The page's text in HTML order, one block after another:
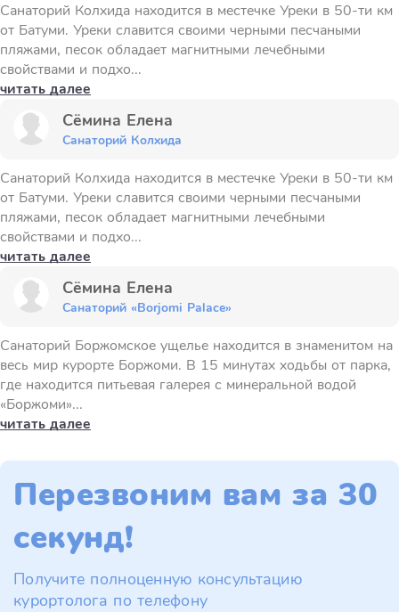
Санаторий Колхида находится в местечке Уреки в 50-ти км
от Батуми. Уреки славится своими черными песчаными
пляжами, песок обладает магнитными лечебными
свойствами и подхо...
читать далее
Сёмина Елена
Санаторий Колхида
Санаторий Колхида находится в местечке Уреки в 50-ти км
от Батуми. Уреки славится своими черными песчаными
пляжами, песок обладает магнитными лечебными
свойствами и подхо...
читать далее
Сёмина Елена
Санаторий «Borjomi Palace»
Санаторий Боржомское ущелье находится в знаменитом на
весь мир курорте Боржоми. В 15 минутах ходьбы от парка,
где находится питьевая галерея с минеральной водой
«Боржоми»...
читать далее
Перезвоним вам за 30
секунд!
Получите полноценную консультацию
курортолога по телефону